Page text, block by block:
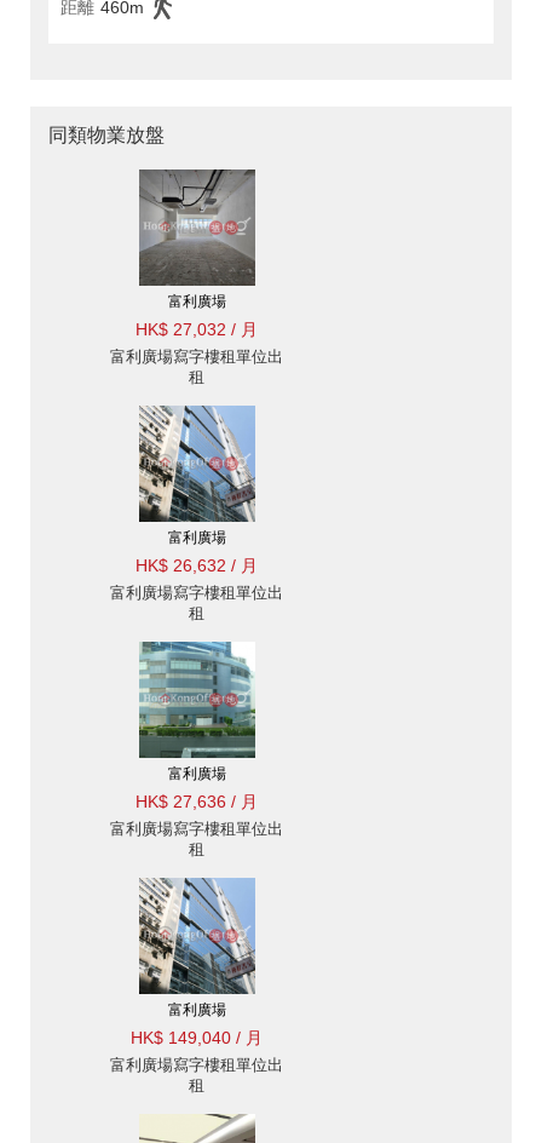
距離 460m
同類物業放盤
富利廣場
HK$ 27,032 / 月
富利廣場寫字樓租單位出
租
富利廣場
HK$ 26,632 / 月
富利廣場寫字樓租單位出
租
富利廣場
HK$ 27,636 / 月
富利廣場寫字樓租單位出
租
富利廣場
HK$ 149,040 / 月
富利廣場寫字樓租單位出
租